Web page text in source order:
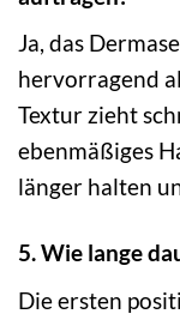
Ja, das
hervorragend
Textur zieht
ebenmäßiges
länger halten
5. Wie lange
Die ersten